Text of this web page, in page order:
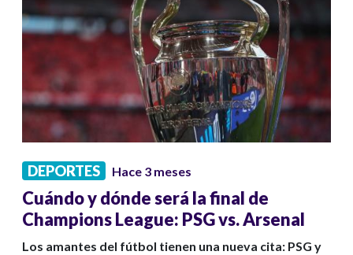
DEPORTES Hace 3 meses
Cuándo y dónde será la final de
Champions League: PSG vs. Arsenal
Los amantes del fútbol tienen una nueva cita: PSG y